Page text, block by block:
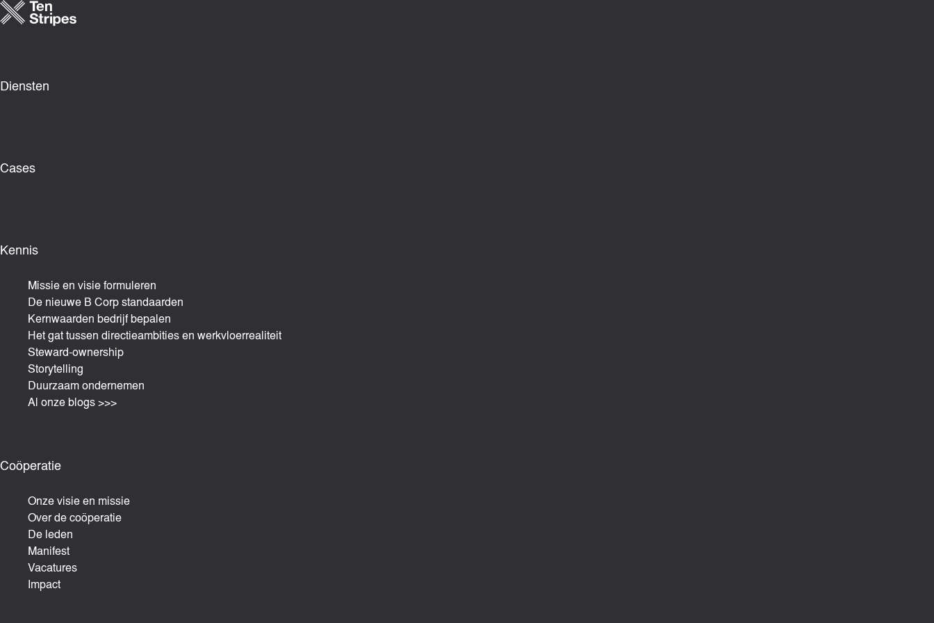
Ga
naar
Diensten
Cases
Kennis
Missie en visie formuleren
De nieuwe B Corp standaarden
Kernwaarden bedrijf bepalen
Het gat tussen directieambities en werkvloerrealiteit
Steward-ownership
Storytelling
Duurzaam ondernemen
Al onze blogs >>>
Coöperatie
Onze visie en missie
Over de coöperatie
De leden
Manifest
Vacatures
Impact